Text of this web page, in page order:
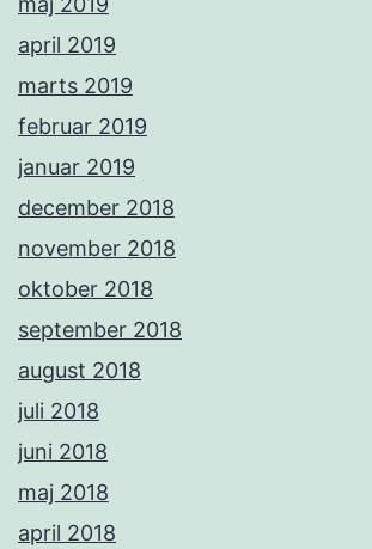
april 2019
marts 2019
februar 2019
januar 2019
december 2018
november 2018
oktober 2018
september 2018
august 2018
juli 2018
juni 2018
maj 2018
april 2018